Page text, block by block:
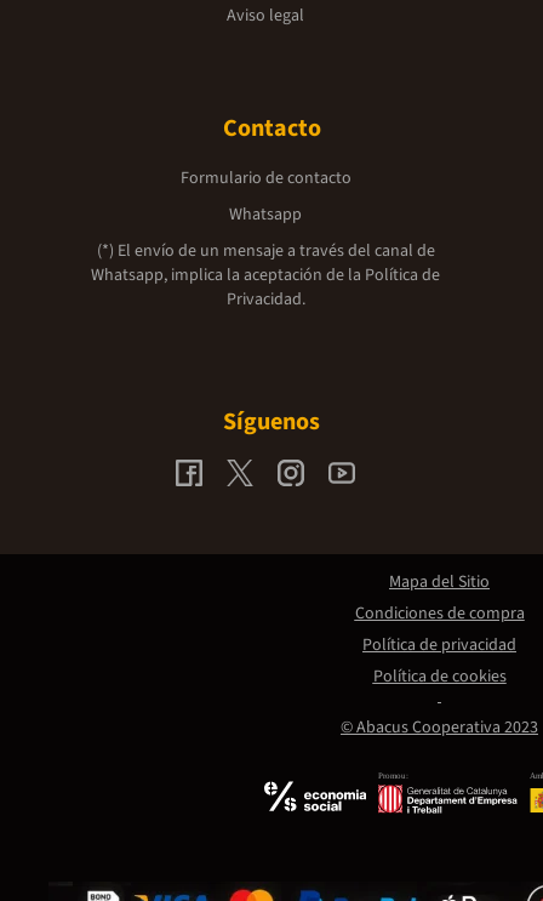
Aviso legal
Contacto
Formulario de contacto
Whatsapp
(*) El envío de un mensaje a través del canal de
Whatsapp, implica la aceptación de la Política de
Privacidad.
Síguenos
Promou:
© Abacus Cooperativa 2023
Mapa del Sitio
Condiciones de compra
Política de privacidad
Política de cookies